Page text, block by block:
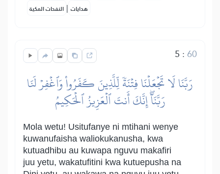
النفحات المكية | هدايات
5 :60
رَبَّنَا لَا تَجۡعَلۡنَا فِتۡنَةٗ لِّلَّذِينَ كَفَرُواْ وَٱغۡفِرۡ لَنَا
رَبَّنَآۖ إِنَّكَ أَنتَ ٱلۡعَزِيزُ ٱلۡحَكِيمُ
Mola wetu! Usitufanye ni mtihani wenye
kuwanufaisha waliokukanusha, kwa
kutuadhibu au kuwapa nguvu makafiri
juu yetu, wakatufitini kwa kutuepusha na